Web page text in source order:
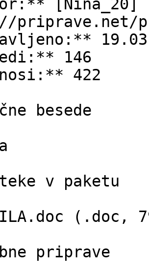
[Nina_20]
priprave.net/
146
422
besede
v paketu
(.doc,
priprave